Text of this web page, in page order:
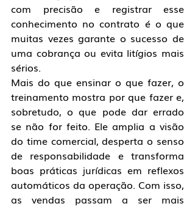
com precisão e registrar esse
conhecimento no contrato é o que
muitas vezes garante o sucesso de
uma cobrança ou evita litígios mais
sérios.
Mais do que ensinar o que fazer, o
treinamento mostra por que fazer e,
sobretudo, o que pode dar errado
se não for feito. Ele amplia a visão
do time comercial, desperta o senso
de responsabilidade e transforma
boas práticas jurídicas em reflexos
automáticos da operação. Com isso,
as vendas passam a ser mais